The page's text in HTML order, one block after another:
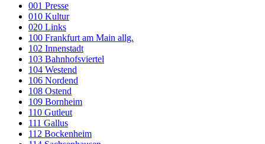
001 Presse
010 Kultur
020 Links
100 Frankfurt am Main allg.
102 Innenstadt
103 Bahnhofsviertel
104 Westend
106 Nordend
108 Ostend
109 Bornheim
110 Gutleut
111 Gallus
112 Bockenheim